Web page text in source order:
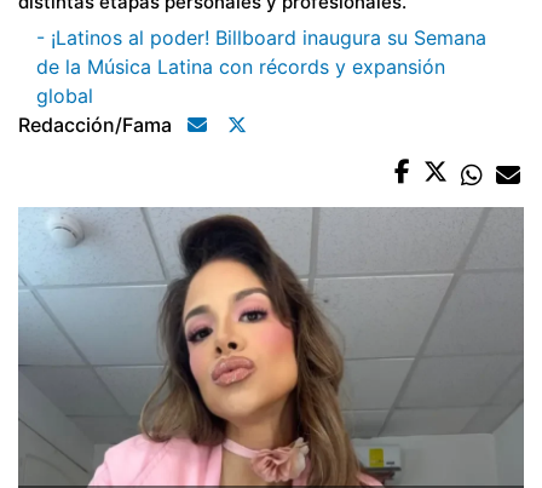
- ¡Latinos al poder! Billboard inaugura su Semana
de la Música Latina con récords y expansión
global
Redacción/fama